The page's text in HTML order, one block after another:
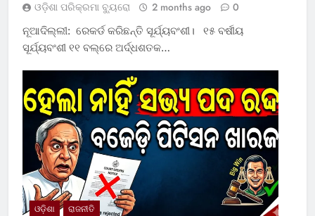
ଓଡ଼ିଶା ପରିକ୍ରମା ବ୍ୟୁରୋ 2 months ago 0
ନୂଆଦିଲ୍ଲୀ: ରେକର୍ଡ କରିଛନ୍ତି ସୂର୍ଯ୍ୟବଂଶୀ। ୧୫ ବର୍ଷୀୟ
ସୂର୍ଯ୍ୟବଂଶୀ ୧୧ ବଲ୍‌ରେ ଅର୍ଦ୍ଧଶତକ…
ଓଡ଼ିଶା ରାଜନୀତି